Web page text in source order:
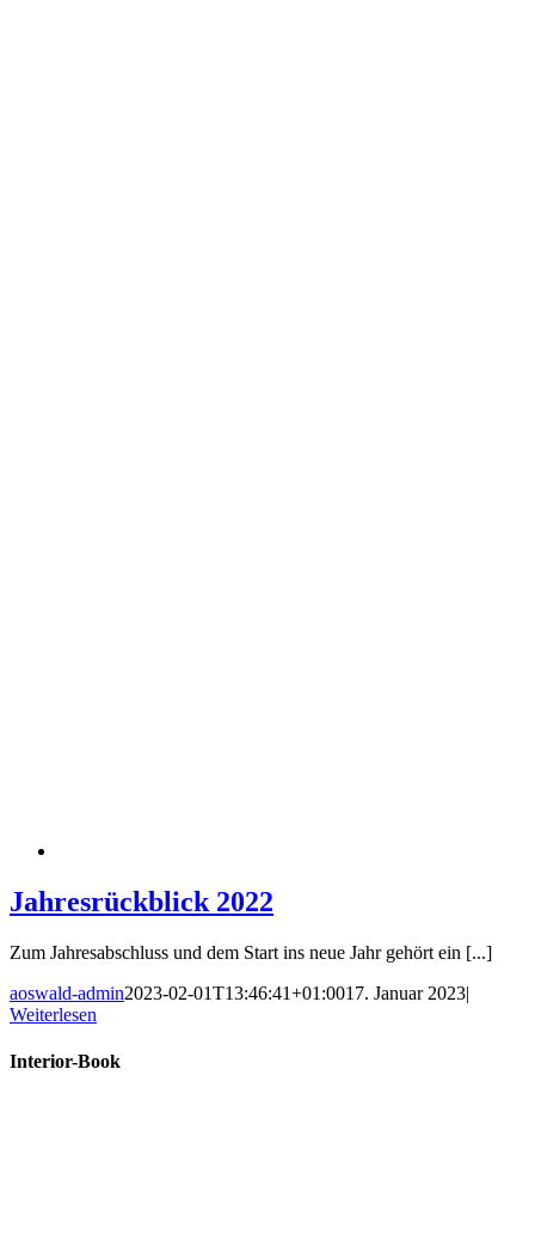
Jahresrückblick 2022
Zum Jahresabschluss und dem Start ins neue Jahr gehört ein [...]
aoswald-admin2023-02-01T13:46:41+01:0017. Januar 2023|
Weiterlesen
Interior-Book